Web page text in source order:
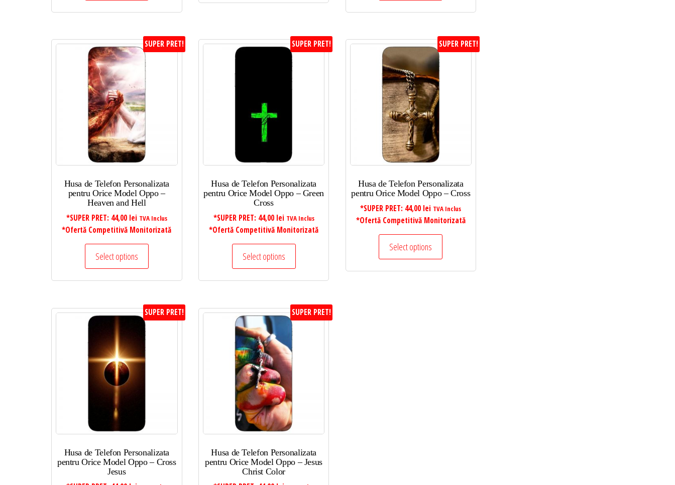
SUPER PRET!
Husa de Telefon Personalizata
pentru Orice Model Oppo –
Heaven and Hell
*SUPER PRET: 44,00 lei TVA Inclus
*Ofertă Competitivă Monitorizată
Select options
SUPER PRET!
Husa de Telefon Personalizata
pentru Orice Model Oppo – Green
Cross
*SUPER PRET: 44,00 lei TVA Inclus
*Ofertă Competitivă Monitorizată
Select options
SUPER PRET!
Husa de Telefon Personalizata
pentru Orice Model Oppo – Cross
*SUPER PRET: 44,00 lei TVA Inclus
*Ofertă Competitivă Monitorizată
Select options
SUPER PRET!
Husa de Telefon Personalizata
pentru Orice Model Oppo – Cross
Jesus
SUPER PRET!
Husa de Telefon Personalizata
pentru Orice Model Oppo – Jesus
Christ Color